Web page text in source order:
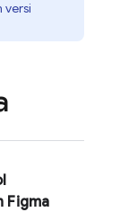
versi
Figma